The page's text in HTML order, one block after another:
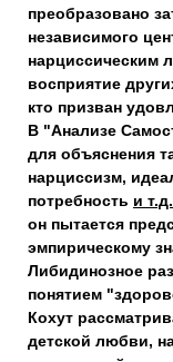
преобразовано
независимого
нарциссическим
восприятие
кто призван
В "Анализе
для объяснения
нарциссизм,
потребность и т.д.
он пытается
эмпирическому
Либидинозное
понятием
Кохут
детской любви,